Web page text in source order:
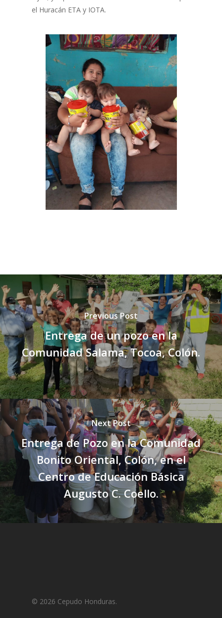
el Huracán ETA y IOTA.
Previous Post
Entrega de un pozo en la
Comunidad Salama, Tocoa, Colón.
Next Post
Entrega de Pozo en la Comunidad
Bonito Oriental, Colón, en el
Centro de Educación Básica
Augusto C. Coello.
© 2026 Cepudo Honduras.
Inicio
Quienes Somos
Programas
Ángeles de la
Centro de
Listones de Amor
Proyectos
Vaca Mecánica
Villas Pesqueras
Noticias